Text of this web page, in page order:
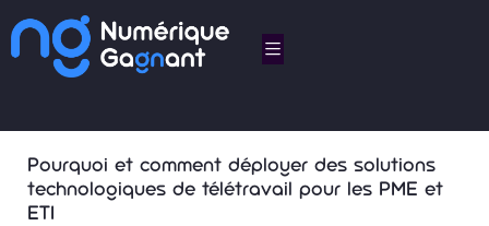
Pourquoi et comment déployer des solutions
technologiques de télétravail pour les PME et
ETI